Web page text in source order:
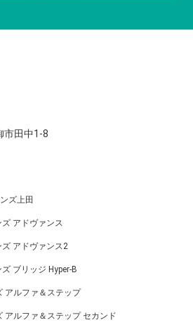
市田中1-8
ズ上田
アドヴァンス
アドヴァンス2
ブリッジ Hyper-B
アルファ＆ステップ
アルファ＆ステップ セカンド